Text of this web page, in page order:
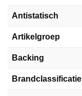
Antistatisch
Artikelgroep
Backing
Brandclassificatie